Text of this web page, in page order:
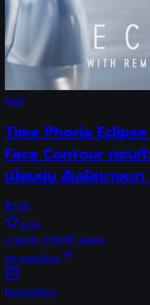
Mall
Time Phoria
Face Contour คอน
เนียนนุ่ม สัมผัสบางเบ
฿798
4.94
ขายแล้ว 9.1K181 views
ดูรายละเอียด
BestSellers